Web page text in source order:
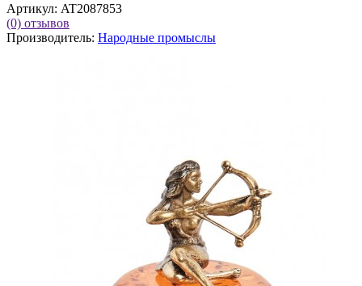
Артикул: AT2087853
(0) отзывов
Производитель: Народные промыслы